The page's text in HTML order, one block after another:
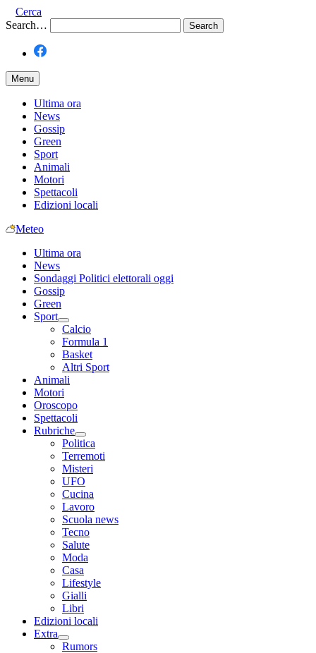
Cerca
Search…
Menu
Ultima ora
News
Gossip
Green
Sport
Animali
Motori
Spettacoli
Edizioni locali
Meteo
Ultima ora
News
Sondaggi Politici elettorali oggi
Gossip
Green
Sport
Calcio
Formula 1
Basket
Altri Sport
Animali
Motori
Oroscopo
Spettacoli
Rubriche
Politica
Terremoti
Misteri
UFO
Cucina
Lavoro
Scuola news
Tecno
Salute
Moda
Casa
Lifestyle
Gialli
Libri
Edizioni locali
Extra
Rumors